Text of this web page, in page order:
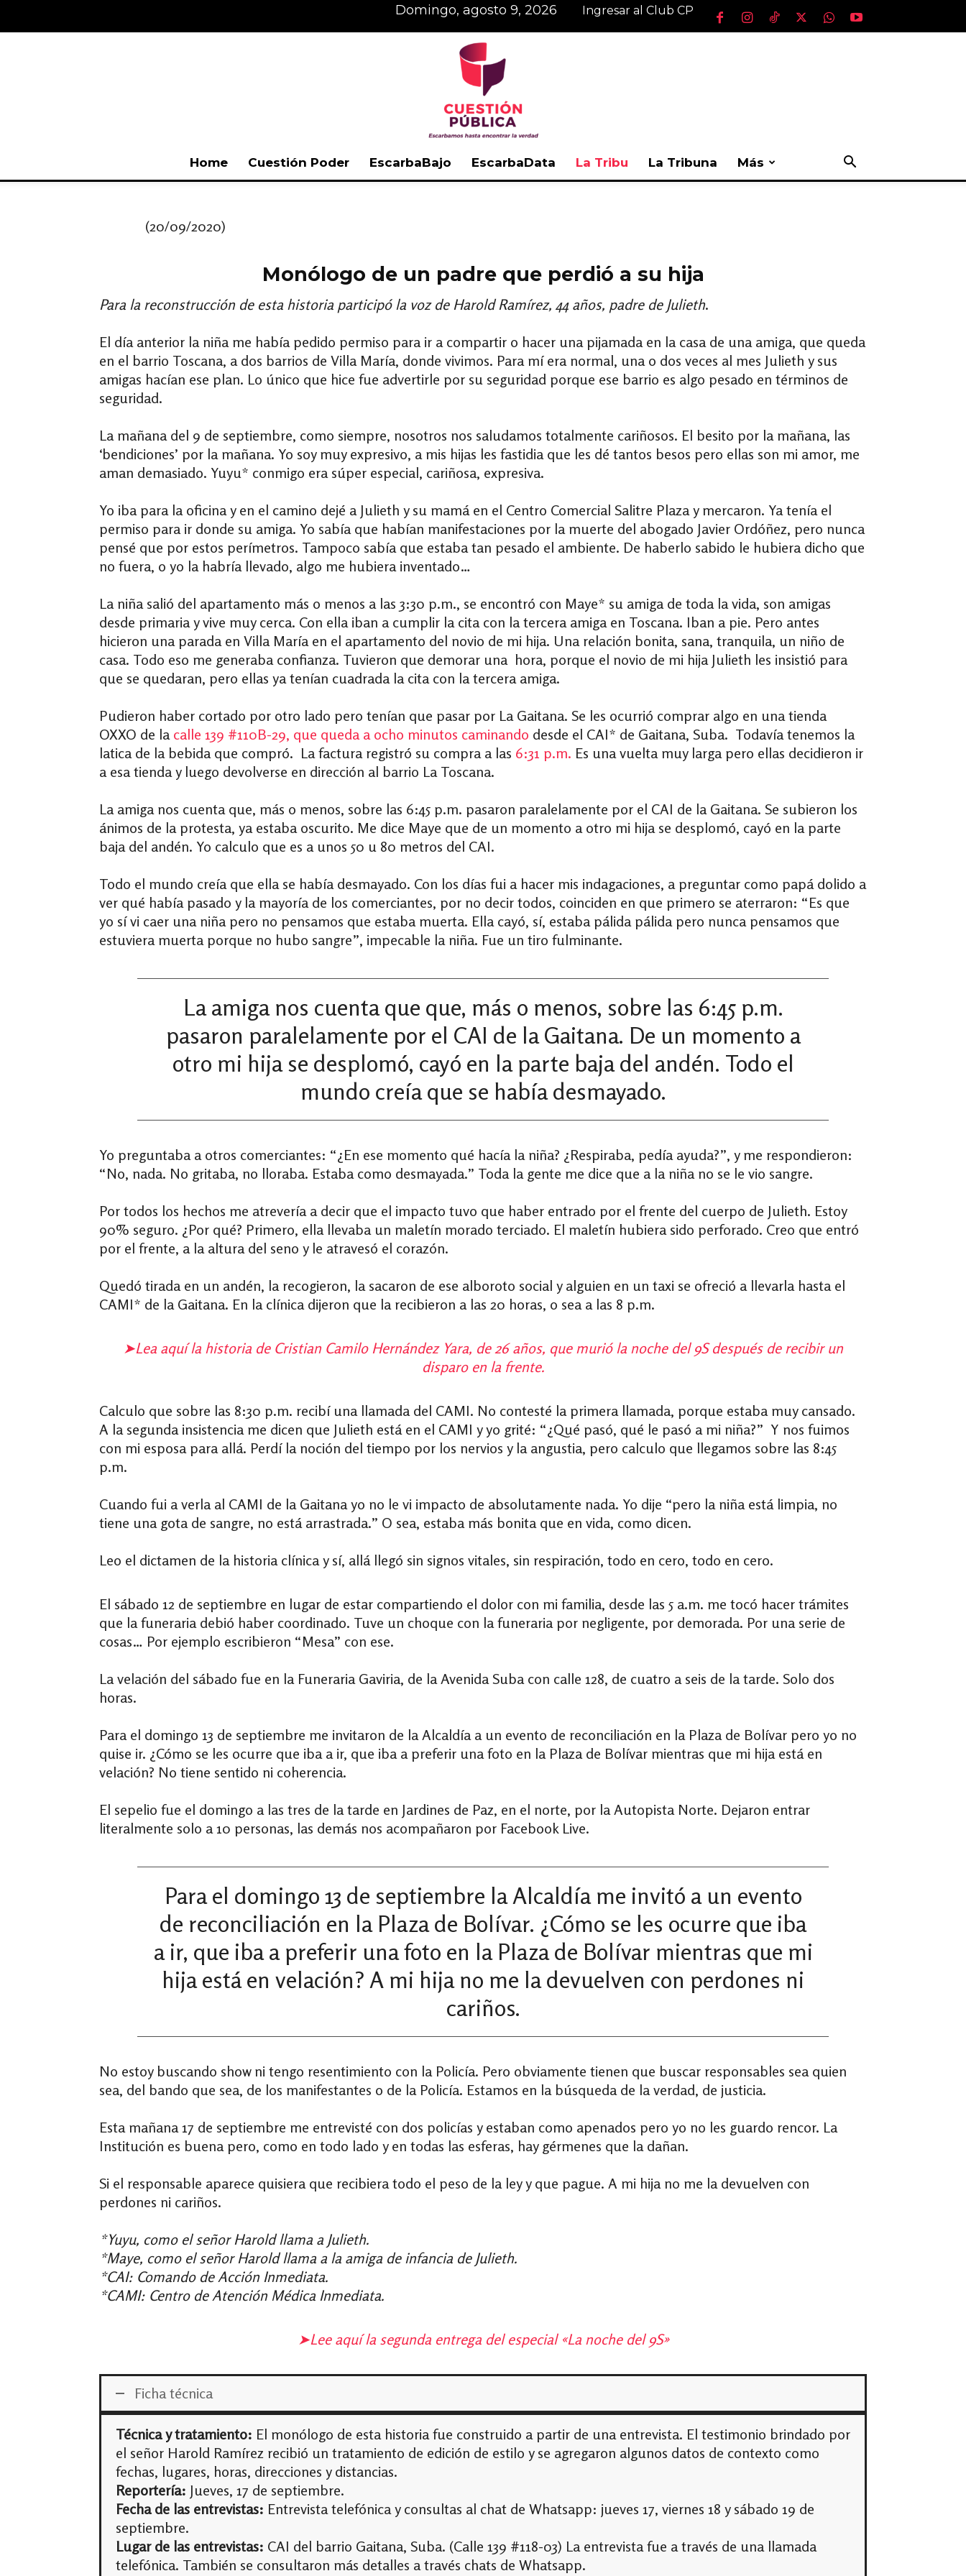
domingo, agosto 9, 2026 Ingresar al Club CP
Pública
Home Cuestión Poder EscarbaBajo EscarbaData La Tribu La Tribuna Más
(20/09/2020)
Monólogo de un padre que perdió a su hija
Para la reconstrucción de esta historia participó la voz de Harold Ramírez, 44 años, padre de Julieth.
El día anterior la niña me había pedido permiso para ir a compartir o hacer una pijamada en la casa de una amiga, que queda
en el barrio Toscana, a dos barrios de Villa María, donde vivimos. Para mí era normal, una o dos veces al mes Julieth y sus
amigas hacían ese plan. Lo único que hice fue advertirle por su seguridad porque ese barrio es algo pesado en términos de
seguridad.
La mañana del 9 de septiembre, como siempre, nosotros nos saludamos totalmente cariñosos. El besito por la mañana, las
‘bendiciones’ por la mañana. Yo soy muy expresivo, a mis hijas les fastidia que les dé tantos besos pero ellas son mi amor, me
aman demasiado. Yuyu* conmigo era súper especial, cariñosa, expresiva.
Yo iba para la oficina y en el camino dejé a Julieth y su mamá en el Centro Comercial Salitre Plaza y mercaron. Ya tenía el
permiso para ir donde su amiga. Yo sabía que habían manifestaciones por la muerte del abogado Javier Ordóñez, pero nunca
pensé que por estos perímetros. Tampoco sabía que estaba tan pesado el ambiente. De haberlo sabido le hubiera dicho que
no fuera, o yo la habría llevado, algo me hubiera inventado…
La niña salió del apartamento más o menos a las 3:30 p.m., se encontró con Maye* su amiga de toda la vida, son amigas
desde primaria y vive muy cerca. Con ella iban a cumplir la cita con la tercera amiga en Toscana. Iban a pie. Pero antes
hicieron una parada en Villa María en el apartamento del novio de mi hija. Una relación bonita, sana, tranquila, un niño de
casa. Todo eso me generaba confianza. Tuvieron que demorar una hora, porque el novio de mi hija Julieth les insistió para
que se quedaran, pero ellas ya tenían cuadrada la cita con la tercera amiga.
Pudieron haber cortado por otro lado pero tenían que pasar por La Gaitana. Se les ocurrió comprar algo en una tienda
OXXO de la calle 139 #110B-29, que queda a ocho minutos caminando desde el CAI* de Gaitana, Suba. Todavía tenemos la
latica de la bebida que compró. La factura registró su compra a las 6:31 p.m. Es una vuelta muy larga pero ellas decidieron ir
a esa tienda y luego devolverse en dirección al barrio La Toscana.
La amiga nos cuenta que, más o menos, sobre las 6:45 p.m. pasaron paralelamente por el CAI de la Gaitana. Se subieron los
ánimos de la protesta, ya estaba oscurito. Me dice Maye que de un momento a otro mi hija se desplomó, cayó en la parte
baja del andén. Yo calculo que es a unos 50 u 80 metros del CAI.
Todo el mundo creía que ella se había desmayado. Con los días fui a hacer mis indagaciones, a preguntar como papá dolido a
ver qué había pasado y la mayoría de los comerciantes, por no decir todos, coinciden en que primero se aterraron: “Es que
yo sí vi caer una niña pero no pensamos que estaba muerta. Ella cayó, sí, estaba pálida pálida pero nunca pensamos que
estuviera muerta porque no hubo sangre”, impecable la niña. Fue un tiro fulminante.
La amiga nos cuenta que que, más o menos, sobre las 6:45 p.m.
pasaron paralelamente por el CAI de la Gaitana. De un momento a
otro mi hija se desplomó, cayó en la parte baja del andén. Todo el
mundo creía que se había desmayado.
Yo preguntaba a otros comerciantes: “¿En ese momento qué hacía la niña? ¿Respiraba, pedía ayuda?”, y me respondieron:
“No, nada. No gritaba, no lloraba. Estaba como desmayada.” Toda la gente me dice que a la niña no se le vio sangre.
Por todos los hechos me atrevería a decir que el impacto tuvo que haber entrado por el frente del cuerpo de Julieth. Estoy
90% seguro. ¿Por qué? Primero, ella llevaba un maletín morado terciado. El maletín hubiera sido perforado. Creo que entró
por el frente, a la altura del seno y le atravesó el corazón.
Quedó tirada en un andén, la recogieron, la sacaron de ese alboroto social y alguien en un taxi se ofreció a llevarla hasta el
CAMI* de la Gaitana. En la clínica dijeron que la recibieron a las 20 horas, o sea a las 8 p.m.
➤Lea aquí la historia de Cristian Camilo Hernández Yara, de 26 años, que murió la noche del 9S después de recibir un
disparo en la frente.
Calculo que sobre las 8:30 p.m. recibí una llamada del CAMI. No contesté la primera llamada, porque estaba muy cansado.
A la segunda insistencia me dicen que Julieth está en el CAMI y yo grité: “¿Qué pasó, qué le pasó a mi niña?” Y nos fuimos
con mi esposa para allá. Perdí la noción del tiempo por los nervios y la angustia, pero calculo que llegamos sobre las 8:45
p.m.
Cuando fui a verla al CAMI de la Gaitana yo no le vi impacto de absolutamente nada. Yo dije “pero la niña está limpia, no
tiene una gota de sangre, no está arrastrada.” O sea, estaba más bonita que en vida, como dicen.
Leo el dictamen de la historia clínica y sí, allá llegó sin signos vitales, sin respiración, todo en cero, todo en cero.
El sábado 12 de septiembre en lugar de estar compartiendo el dolor con mi familia, desde las 5 a.m. me tocó hacer trámites
que la funeraria debió haber coordinado. Tuve un choque con la funeraria por negligente, por demorada. Por una serie de
cosas… Por ejemplo escribieron “Mesa” con ese.
La velación del sábado fue en la Funeraria Gaviria, de la Avenida Suba con calle 128, de cuatro a seis de la tarde. Solo dos
horas.
Para el domingo 13 de septiembre me invitaron de la Alcaldía a un evento de reconciliación en la Plaza de Bolívar pero yo no
quise ir. ¿Cómo se les ocurre que iba a ir, que iba a preferir una foto en la Plaza de Bolívar mientras que mi hija está en
velación? No tiene sentido ni coherencia.
El sepelio fue el domingo a las tres de la tarde en Jardines de Paz, en el norte, por la Autopista Norte. Dejaron entrar
literalmente solo a 10 personas, las demás nos acompañaron por Facebook Live.
Para el domingo 13 de septiembre la Alcaldía me invitó a un evento
de reconciliación en la Plaza de Bolívar. ¿Cómo se les ocurre que iba
a ir, que iba a preferir una foto en la Plaza de Bolívar mientras que mi
hija está en velación? A mi hija no me la devuelven con perdones ni
cariños.
No estoy buscando show ni tengo resentimiento con la Policía. Pero obviamente tienen que buscar responsables sea quien
sea, del bando que sea, de los manifestantes o de la Policía. Estamos en la búsqueda de la verdad, de justicia.
Esta mañana 17 de septiembre me entrevisté con dos policías y estaban como apenados pero yo no les guardo rencor. La
Institución es buena pero, como en todo lado y en todas las esferas, hay gérmenes que la dañan.
Si el responsable aparece quisiera que recibiera todo el peso de la ley y que pague. A mi hija no me la devuelven con
perdones ni cariños.
*Yuyu, como el señor Harold llama a Julieth.
*Maye, como el señor Harold llama a la amiga de infancia de Julieth.
*CAI: Comando de Acción Inmediata.
*CAMI: Centro de Atención Médica Inmediata.
➤Lee aquí la segunda entrega del especial «La noche del 9S»
Ficha técnica
Técnica y tratamiento: El monólogo de esta historia fue construido a partir de una entrevista. El testimonio brindado por
el señor Harold Ramírez recibió un tratamiento de edición de estilo y se agregaron algunos datos de contexto como
fechas, lugares, horas, direcciones y distancias.
Reportería: Jueves, 17 de septiembre.
Fecha de las entrevistas: Entrevista telefónica y consultas al chat de Whatsapp: jueves 17, viernes 18 y sábado 19 de
septiembre.
Lugar de las entrevistas: CAI del barrio Gaitana, Suba. (Calle 139 #118-03) La entrevista fue a través de una llamada
telefónica. También se consultaron más detalles a través chats de Whatsapp.